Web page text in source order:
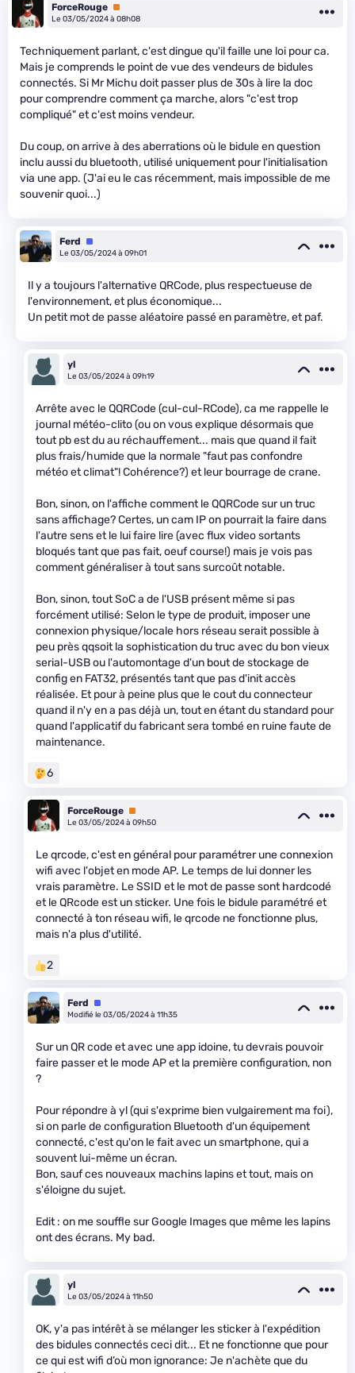
ForceRouge Premium
Le 03/05/2024 à 08h08
Techniquement parlant, c'est dingue qu'il faille une loi pour ca.
Mais je comprends le point de vue des vendeurs de bidules
connectés. Si Mr Michu doit passer plus de 30s à lire la doc
pour comprendre comment ça marche, alors "c'est trop
compliqué" et c'est moins vendeur.
Du coup, on arrive à des aberrations où le bidule en question
inclu aussi du bluetooth, utilisé uniquement pour l'initialisation
via une app. (J'ai eu le cas récemment, mais impossible de me
souvenir quoi...)
Ferd
Équipe
Le 03/05/2024 à 09h01
Il y a toujours l'alternative QRCode, plus respectueuse de
l'environnement, et plus économique...
Un petit mot de passe aléatoire passé en paramètre, et paf.
yl
Le 03/05/2024 à 09h19
Arrête avec le QQRCode (cul-cul-RCode), ca me rappelle le
journal météo-clito (ou on vous explique désormais que
tout pb est du au réchauffement... mais que quand il fait
plus frais/humide que la normale "faut pas confondre
météo et climat"! Cohérence?) et leur bourrage de crane.
Bon, sinon, on l'affiche comment le QQRCode sur un truc
sans affichage? Certes, un cam IP on pourrait la faire dans
l'autre sens et le lui faire lire (avec flux video sortants
bloqués tant que pas fait, oeuf course!) mais je vois pas
comment généraliser à tout sans surcoût notable.
Bon, sinon, tout SoC a de l'USB présent même si pas
forcément utilisé: Selon le type de produit, imposer une
connexion physique/locale hors réseau serait possible à
peu près qqsoit la sophistication du truc avec du bon vieux
serial-USB ou l'automontage d'un bout de stockage de
config en FAT32, présentés tant que pas d'init accès
réalisée. Et pour à peine plus que le cout du connecteur
quand il n'y en a pas déjà un, tout en étant du standard pour
quand l'applicatif du fabricant sera tombé en ruine faute de
maintenance.
6
ForceRouge Premium
Le 03/05/2024 à 09h50
Le qrcode, c'est en général pour paramétrer une connexion
wifi avec l'objet en mode AP. Le temps de lui donner les
vrais paramètre. Le SSID et le mot de passe sont hardcodé
et le QRcode est un sticker. Une fois le bidule paramétré et
connecté à ton réseau wifi, le qrcode ne fonctionne plus,
mais n'a plus d'utilité.
2
Ferd
Équipe
Modifié le 03/05/2024 à 11h35
Sur un QR code et avec une app idoine, tu devrais pouvoir
faire passer et le mode AP et la première configuration, non
?
Pour répondre à yl (qui s'exprime bien vulgairement ma foi),
si on parle de configuration Bluetooth d'un équipement
connecté, c'est qu'on le fait avec un smartphone, qui a
souvent lui-même un écran.
Bon, sauf ces nouveaux machins lapins et tout, mais on
s'éloigne du sujet.
Edit : on me souffle sur Google Images que même les lapins
ont des écrans. My bad.
yl
Le 03/05/2024 à 11h50
OK, y'a pas intérêt à se mélanger les sticker à l'expédition
des bidules connectés ceci dit... Et ne fonctionne que pour
ce qui est wifi d’où mon ignorance: Je n'achète que du